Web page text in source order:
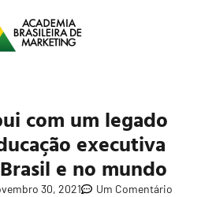
com um legado
executiva
e no mundo
30, 2021
Um Comentário